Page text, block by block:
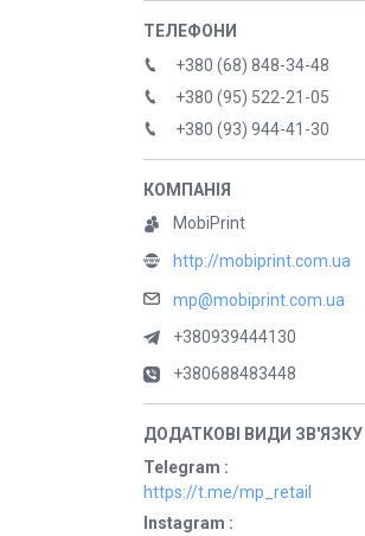
+380 (68) 848-34-48
+380 (95) 522-21-05
+380 (93) 944-41-30
MobiPrint
http://mobiprint.com.ua
mp@mobiprint.com.ua
+380939444130
+380688483448
Telegram
https://t.me/mp_retail
Instagram